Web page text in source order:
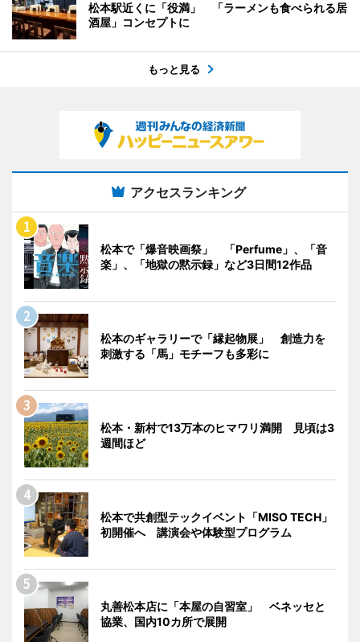
松本駅近くに「役満」 「ラーメンも食べられる居
酒屋」コンセプトに
もっと見る
アクセスランキング
松本で「爆音映画祭」 「Perfume」、「音
楽」、「地獄の黙示録」など3日間12作品
松本のギャラリーで「縁起物展」 創造力を
刺激する「馬」モチーフも多彩に
松本・新村で13万本のヒマワリ満開 見頃は3
週間ほど
松本で共創型テックイベント「MISO TECH」
初開催へ 講演会や体験型プログラム
丸善松本店に「本屋の自習室」 ベネッセと
協業、国内10カ所で展開